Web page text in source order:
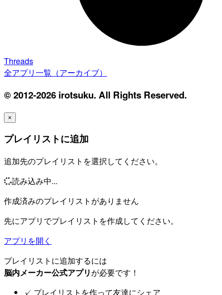
Threads
全アプリ一覧（アーカイブ）
© 2012-2026 irotsuku. All Rights Reserved.
×
プレイリストに追加
追加先のプレイリストを選択してください。
読み込み中...
作成済みのプレイリストがありません
先にアプリでプレイリストを作成してください。
アプリを開く
プレイリストに追加するには
脳内メーカー公式アプリが必要です！
✓ プレイリストを作って友達にシェア